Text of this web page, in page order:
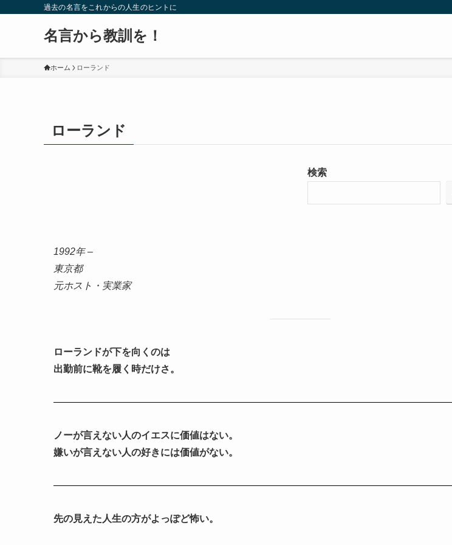
過去の名言をこれからの人生のヒントに
名言から教訓を！
ホーム ローランド
ローランド
検索
1992年 –
東京都
元ホスト・実業家
ローランドが下を向くのは
出勤前に靴を履く時だけさ。
ノーが言えない人のイエスに価値はない。
嫌いが言えない人の好きには価値がない。
先の見えた人生の方がよっぽど怖い。